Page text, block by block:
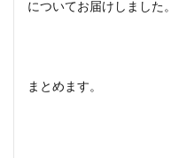
についてお届けしました。
まとめます。